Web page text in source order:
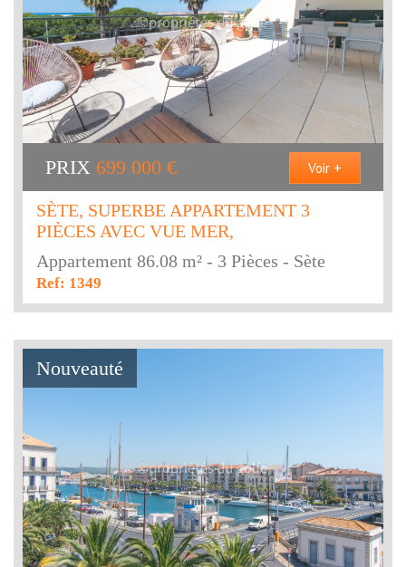
PRIX 699 000 € Voir +
SÈTE, SUPERBE APPARTEMENT 3
PIÈCES AVEC VUE MER,
Appartement 86.08 m² - 3 Pièces - Sète
Ref: 1349
Nouveauté